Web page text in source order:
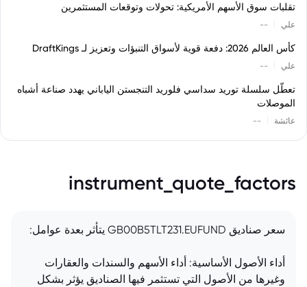
تقلبات سوق الأسهم الأمريكية: تحولات وتوقعات المستثمرين
علي --
كأس العالم 2026: دفعة قوية لأسواق التنبؤات وتعزيز لـ DraftKings
علي --
تعطّل سلسلة توريد سداسي فلوريد التنجستن الياباني يهدد صناعة أشباه
الموصلات
عائشة --
instrument_quote_factors
سعر صناديق GB00B5TLT231.EUFUND يتأثر بعدة عوامل:
أداء الأصول الأساسية: أداء الأسهم والسندات والعقارات
وغيرها من الأصول التي تستثمر فيها الصناديق يؤثر بشكل